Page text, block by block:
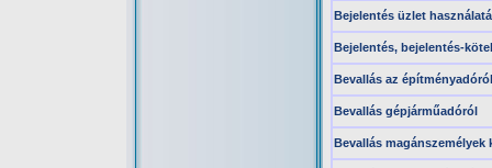
Bejelentés üzlet
Bejelentés, bejelentés-
Bevallás az építményadóról
Bevallás gépjárműadóról
Bevallás